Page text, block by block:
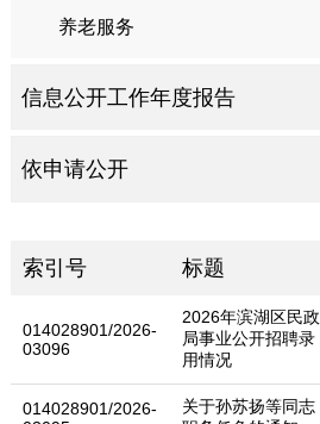
养老服务
信息公开工作年度报告
依申请公开
索引号 标题
014028901/2026-
03096
2026年滨湖区民政
局事业公开招聘录
用情况
014028901/2026-
关于孙苏扬等同志